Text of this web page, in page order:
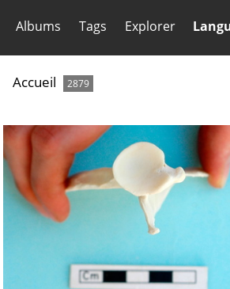
Albums Tags Explorer
Accueil 2879